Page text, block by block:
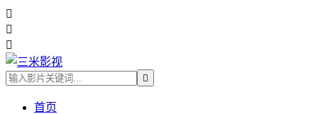




首页